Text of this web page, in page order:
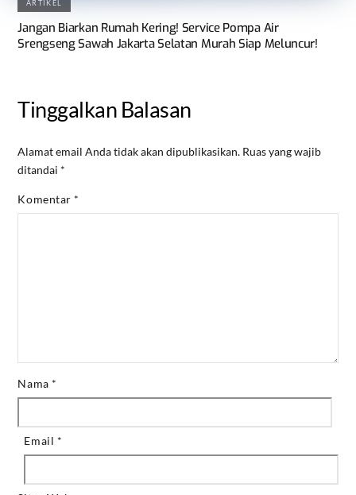
ARTIKEL
Jangan Biarkan Rumah Kering! Service Pompa Air
Srengseng Sawah Jakarta Selatan Murah Siap Meluncur!
Tinggalkan Balasan
Alamat email Anda tidak akan dipublikasikan. Ruas yang wajib
ditandai *
Komentar *
Nama *
Email *